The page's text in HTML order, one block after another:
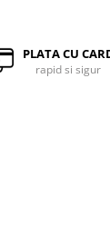
PLATA CU
rapid si sigur